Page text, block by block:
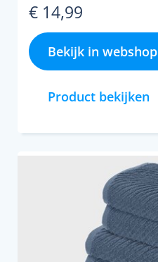
€ 14,99
Bekijk in webshop
Product bekijken